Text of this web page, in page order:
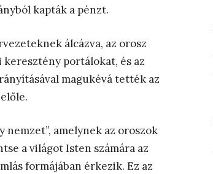
kapták a pénzt.
álcázva, az orosz
portálokat, és az
magukévá tették az
amelynek az oroszok
a világot Isten számára az
formájában érkezik. Ez az